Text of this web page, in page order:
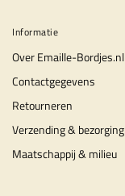
Informatie
Over Emaille-Bordjes.nl
Contactgegevens
Retourneren
Verzending & bezorging
Maatschappij & milieu